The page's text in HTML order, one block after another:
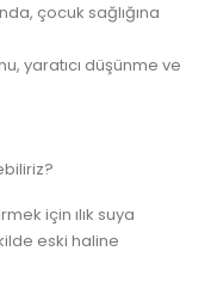
çocuk sağlığına
yaratıcı düşünme ve
için ılık suya
eski haline